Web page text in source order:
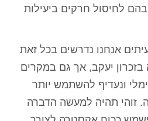
לחיסול חרקים ביעילות
אנחנו נדרשים בכל זאת
יעקב, אך גם במקרים
ונעדיף להשתמש יותר
זוהי תהיה למעשה הדברה